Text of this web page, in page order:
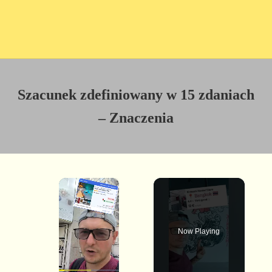
Szacunek zdefiniowany w 15 zdaniach
– Znaczenia
×
Now Playing